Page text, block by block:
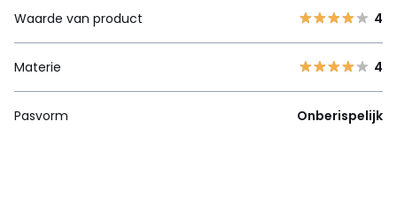
Waarde van product
4
Materie 4
Pasvorm Onberispelijk